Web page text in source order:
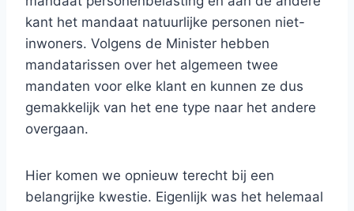
kant het mandaat natuurlijke personen niet-
inwoners. Volgens de Minister hebben
mandatarissen over het algemeen twee
mandaten voor elke klant en kunnen ze dus
gemakkelijk van het ene type naar het andere
overgaan.
Hier komen we opnieuw terecht bij een
belangrijke kwestie. Eigenlijk was het helemaal